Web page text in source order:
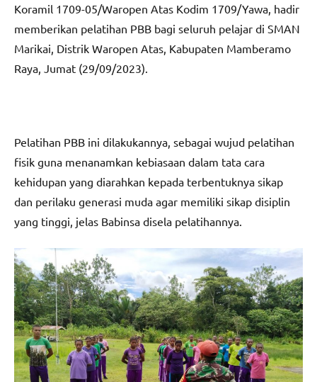
Koramil 1709-05/Waropen Atas Kodim 1709/Yawa, hadir
memberikan pelatihan PBB bagi seluruh pelajar di SMAN
Marikai, Distrik Waropen Atas, Kabupaten Mamberamo
Raya, Jumat (29/09/2023).
Pelatihan PBB ini dilakukannya, sebagai wujud pelatihan
fisik guna menanamkan kebiasaan dalam tata cara
kehidupan yang diarahkan kepada terbentuknya sikap
dan perilaku generasi muda agar memiliki sikap disiplin
yang tinggi, jelas Babinsa disela pelatihannya.